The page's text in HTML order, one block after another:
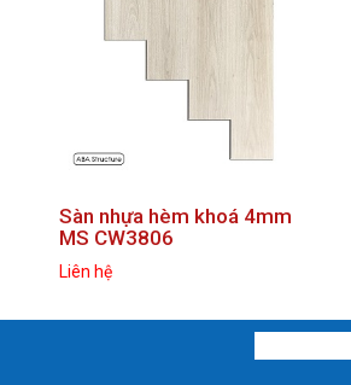
Sàn nhựa hèm khoá 4mm
MS CW3806
Liên hệ